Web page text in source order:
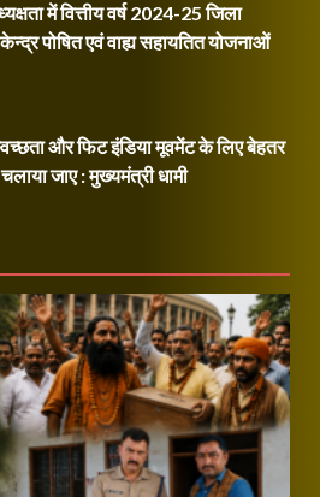
में वित्तीय वर्ष 2024-25 जिला
पोषित एवं वाह्य सहायतित योजनाओं
और फिट इंडिया मूवमेंट के लिए बेहतर
जाए : मुख्यमंत्री धामी